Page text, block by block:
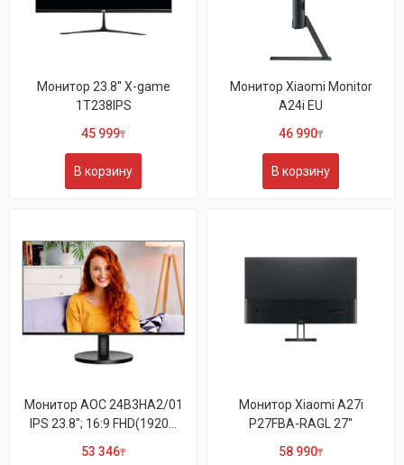
Монитор 23.8'' X-game
1T238IPS
45 999₸
В корзину
Монитор Xiaomi Monitor
A24i EU
46 990₸
В корзину
Монитор AOC 24B3HA2/01
IPS 23.8"; 16:9 FHD(1920...
53 346₸
Монитор Xiaomi A27i
P27FBA-RAGL 27"
58 990₸